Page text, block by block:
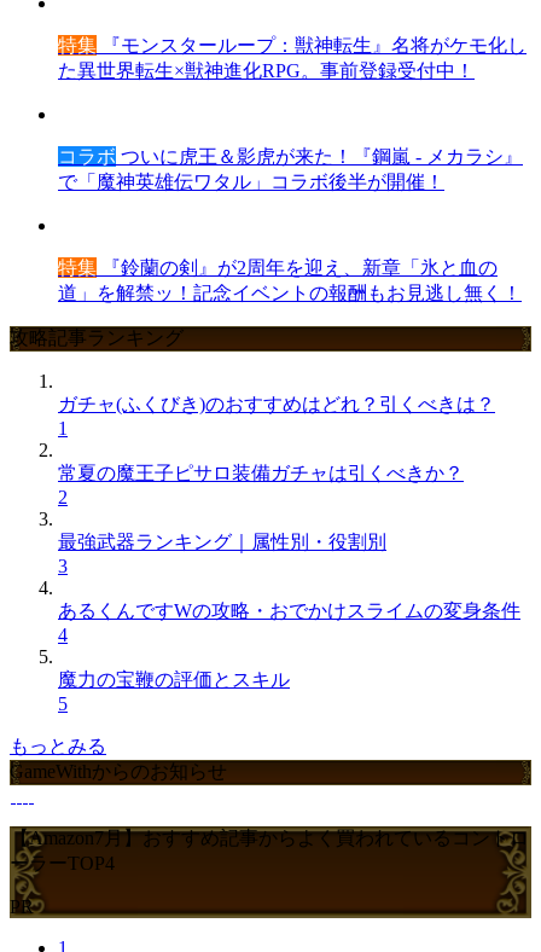
特集 『モンスターループ：獣神転生』名将がケモ化し
た異世界転生×獣神進化RPG。事前登録受付中！
コラボ ついに虎王＆影虎が来た！『鋼嵐 - メカラシ』
で「魔神英雄伝ワタル」コラボ後半が開催！
特集 『鈴蘭の剣』が2周年を迎え、新章「氷と血の
道」を解禁ッ！記念イベントの報酬もお見逃し無く！
攻略記事ランキング
ガチャ(ふくびき)のおすすめはどれ？引くべきは？
1
常夏の魔王子ピサロ装備ガチャは引くべきか？
2
最強武器ランキング｜属性別・役割別
3
あるくんですWの攻略・おでかけスライムの変身条件
4
魔力の宝鞭の評価とスキル
5
もっとみる
GameWithからのお知らせ
【Amazon7月】おすすめ記事からよく買われているコントロ
ーラーTOP4
PR